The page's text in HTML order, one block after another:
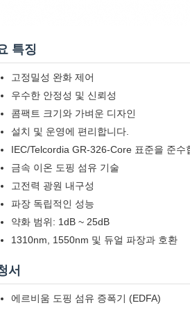
특징
고정밀성 완화 제어
우수한 안정성 및 신뢰성
콤팩트 크기와 가벼운 디자인
설치 및 운영에 편리합니다.
IEC/Telcordia GR-326-Core 표준을 준수
금속 이온 도핑 섬유 기술
고전력 광원 내구성
파장 독립적인 성능
약화 범위: 1dB ~ 25dB
1310nm, 1550nm 및 듀얼 파장과 호환
서
에르비움 도핑 섬유 증폭기 (EDFA)